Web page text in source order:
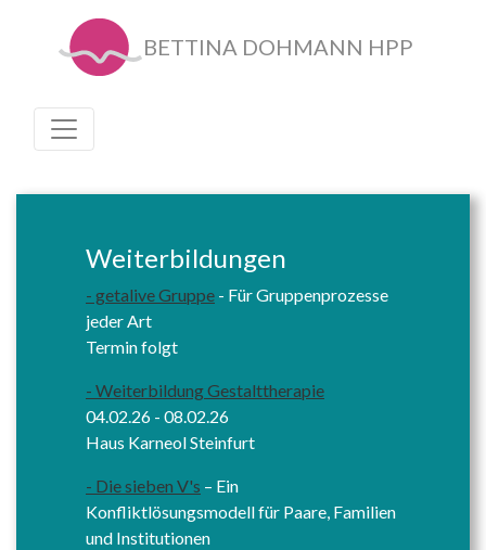
BETTINA DOHMANN HPP
Weiterbildungen
- getalive Gruppe - Für Gruppenprozesse
jeder Art
Termin folgt
- Weiterbildung Gestalttherapie
04.02.26 - 08.02.26
Haus Karneol Steinfurt
- Die sieben V's – Ein
Konfliktlösungsmodell für Paare, Familien
und Institutionen